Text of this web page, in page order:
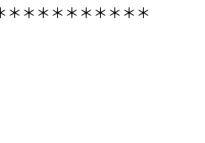
＊＊＊＊＊＊＊＊＊